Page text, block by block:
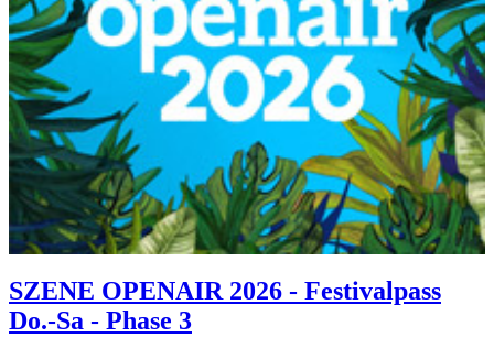
SZENE OPENAIR 2026 - Festivalpass
Do.-Sa - Phase 3